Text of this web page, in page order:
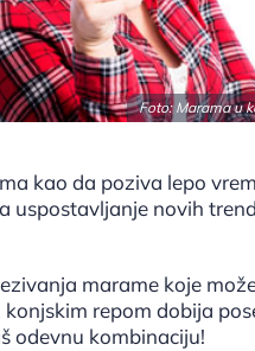
Foto: Marama u
kao da poziva lepo
uspostavljanje novih
marame koje
repom dobija
odevnu kombinaciju!